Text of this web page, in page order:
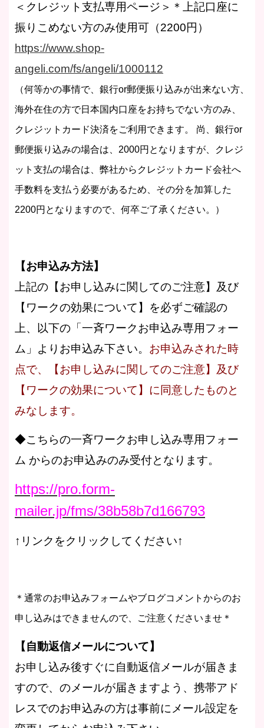
＜クレジット支払専用ページ＞＊上記口座に
振りこめない方のみ使用可（2200円）
https://www.shop-
angeli.com/fs/angeli/1000112
（何等かの事情で、銀行or郵便振り込みが出来ない方、
海外在住の方で日本国内口座をお持ちでない方のみ、
クレジットカード決済をご利用できます。 尚、銀行or
郵便振り込みの場合は、2000円となりますが、クレジ
ット支払の場合は、弊社からクレジットカード会社へ
手数料を支払う必要があるため、その分を加算した
2200円となりますので、何卒ご了承ください。）
【お申込み方法】
上記の【お申し込みに関してのご注意】及び
【ワークの効果について】を必ずご確認の
上、以下の「一斉ワークお申込み専用フォー
ム」よりお申込み下さい。 お申込みされた時
点で、【お申し込みに関してのご注意】及び
【ワークの効果について】に同意したものと
みなします。
◆こちらの一斉ワークお申し込み専用フォー
ム からのお申込みのみ受付となります。
https://pro.form-
mailer.jp/fms/38b58b7d166793
↑リンクをクリックしてください↑
＊通常のお申込みフォームやブログコメントからのお
申し込みはできませんので、ご注意くださいませ＊
【自動返信メールについて】
お申し込み後すぐに自動返信メールが届きま
すので、のメールが届きますよう、携帯アド
レスでのお申込みの方は事前にメール設定を